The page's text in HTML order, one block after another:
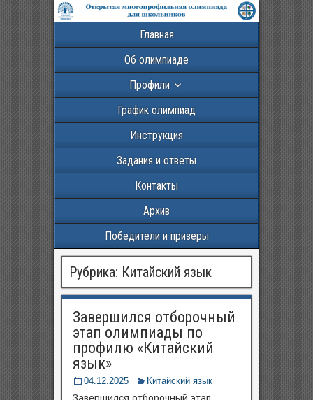
Главная
Об олимпиаде
Профили
График олимпиад
Инструкция
Задания и ответы
Контакты
Архив
Победители и призеры
Рубрика: Китайский язык
Завершился отборочный
этап олимпиады по
профилю «Китайский
язык»
04.12.2025 Китайский язык
Завершился отборочный этап